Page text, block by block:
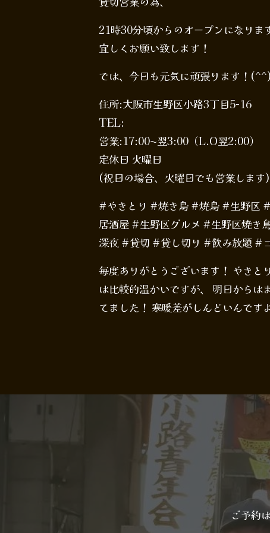
21時30分頃からのオープンになりま
宜しくお願い致します！
では、今日も元気に頑張ります！(^^)
住所:大阪市生野区小路3丁目5-16
TEL:
営業:17:00〜翌3:00（L.O翌2:00）
定休日 火曜日
(祝日の場合、火曜日でも営業します)
#やきとり #焼き鳥 #焼鳥 #生野区
居酒屋 #生野区グルメ #生野区焼き
深夜 #貸切 #貸し切り #飲み放題 #
毎度ありがとうございます！ やき
は比較的温かいですが、 明日からは
てました！ 寒暖差がしんどいんで
ご予約